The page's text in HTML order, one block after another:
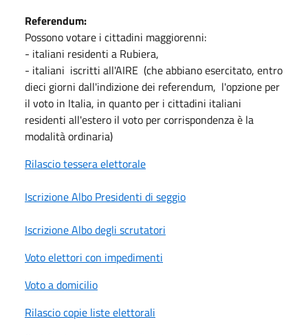
Referendum:
Possono votare i cittadini maggiorenni:
- italiani residenti a Rubiera,
- italiani iscritti all'AIRE (che abbiano esercitato, entro
dieci giorni dall'indizione dei referendum, l'opzione per
il voto in Italia, in quanto per i cittadini italiani
residenti all'estero il voto per corrispondenza è la
modalità ordinaria)
Rilascio tessera elettorale
Iscrizione Albo Presidenti di seggio
Iscrizione Albo degli scrutatori
Voto elettori con impedimenti
Voto a domicilio
Rilascio copie liste elettorali